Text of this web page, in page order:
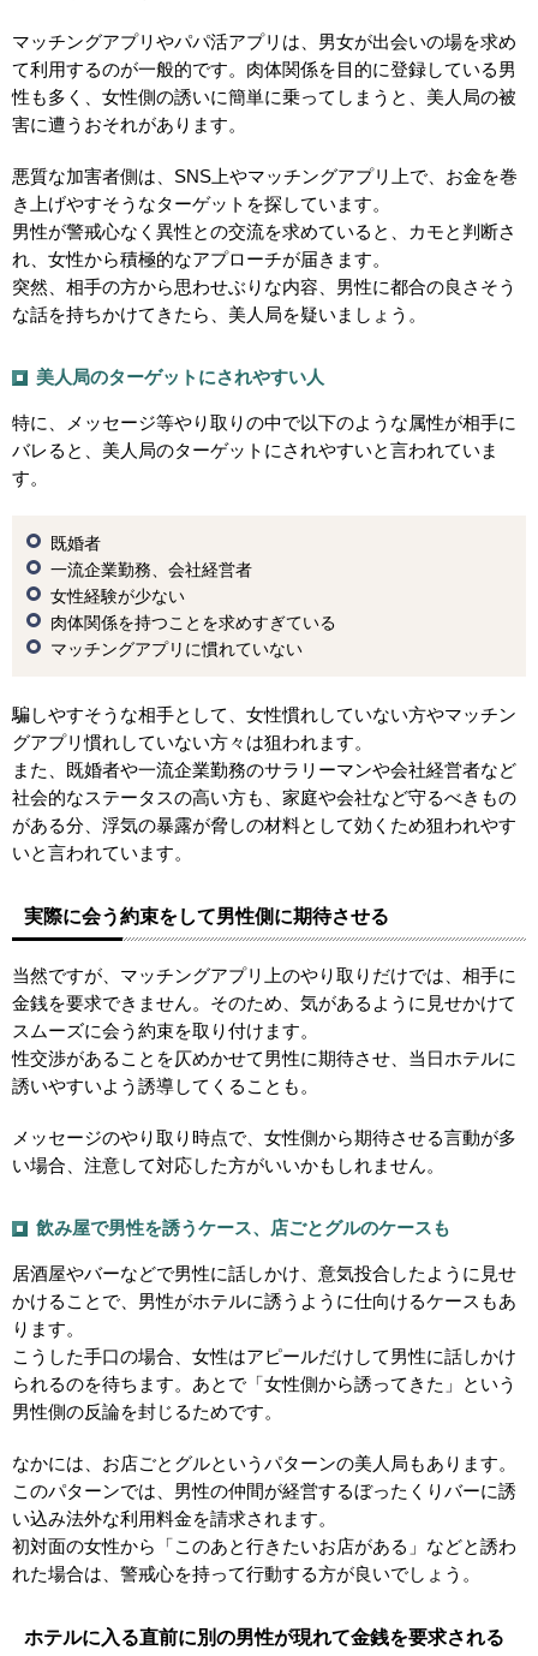
マッチングアプリやパパ活アプリは、男女が出会いの場を求め
て利用するのが一般的です。肉体関係を目的に登録している男
性も多く、女性側の誘いに簡単に乗ってしまうと、美人局の被
害に遭うおそれがあります。
悪質な加害者側は、SNS上やマッチングアプリ上で、お金を巻
き上げやすそうなターゲットを探しています。
男性が警戒心なく異性との交流を求めていると、カモと判断さ
れ、女性から積極的なアプローチが届きます。
突然、相手の方から思わせぶりな内容、男性に都合の良さそう
な話を持ちかけてきたら、美人局を疑いましょう。
美人局のターゲットにされやすい人
特に、メッセージ等やり取りの中で以下のような属性が相手に
バレると、美人局のターゲットにされやすいと言われていま
す。
既婚者
一流企業勤務、会社経営者
女性経験が少ない
肉体関係を持つことを求めすぎている
マッチングアプリに慣れていない
騙しやすそうな相手として、女性慣れしていない方やマッチン
グアプリ慣れしていない方々は狙われます。
また、既婚者や一流企業勤務のサラリーマンや会社経営者など
社会的なステータスの高い方も、家庭や会社など守るべきもの
がある分、浮気の暴露が脅しの材料として効くため狙われやす
いと言われています。
実際に会う約束をして男性側に期待させる
当然ですが、マッチングアプリ上のやり取りだけでは、相手に
金銭を要求できません。そのため、気があるように見せかけて
スムーズに会う約束を取り付けます。
性交渉があることを仄めかせて男性に期待させ、当日ホテルに
誘いやすいよう誘導してくることも。
メッセージのやり取り時点で、女性側から期待させる言動が多
い場合、注意して対応した方がいいかもしれません。
飲み屋で男性を誘うケース、店ごとグルのケースも
居酒屋やバーなどで男性に話しかけ、意気投合したように見せ
かけることで、男性がホテルに誘うように仕向けるケースもあ
ります。
こうした手口の場合、女性はアピールだけして男性に話しかけ
られるのを待ちます。あとで「女性側から誘ってきた」という
男性側の反論を封じるためです。
なかには、お店ごとグルというパターンの美人局もあります。
このパターンでは、男性の仲間が経営するぼったくりバーに誘
い込み法外な利用料金を請求されます。
初対面の女性から「このあと行きたいお店がある」などと誘わ
れた場合は、警戒心を持って行動する方が良いでしょう。
ホテルに入る直前に別の男性が現れて金銭を要求される